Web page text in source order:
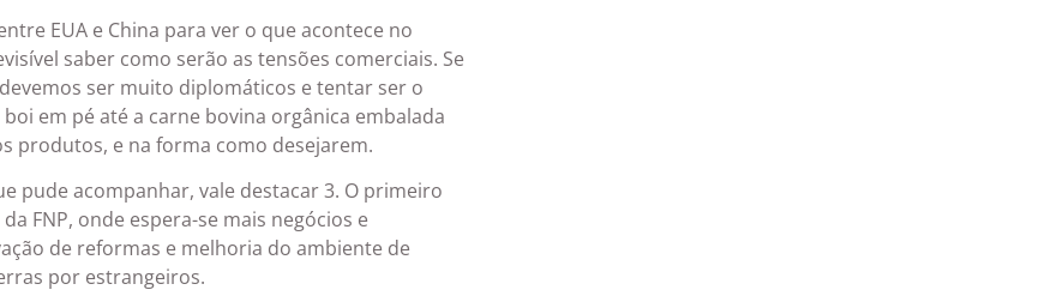
EUA e China para ver o que acontece no
saber como serão as tensões comerciais. Se
ser muito diplomáticos e tentar ser o
em pé até a carne bovina orgânica embalada
produtos, e na forma como desejarem.
pude acompanhar, vale destacar 3. O primeiro
FNP, onde espera-se mais negócios e
de reformas e melhoria do ambiente de
por estrangeiros.